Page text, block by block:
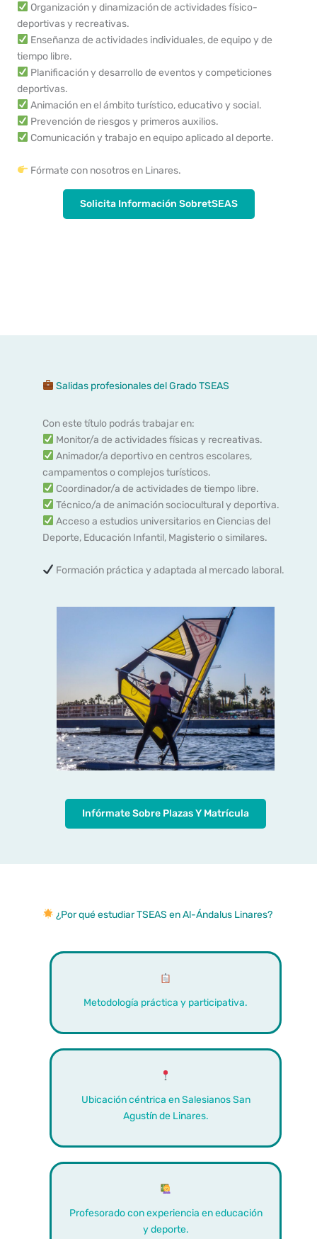
Organización y dinamización de actividades físico-
deportivas y recreativas.
Enseñanza de actividades individuales, de equipo y de
tiempo libre.
Planificación y desarrollo de eventos y competiciones
deportivas.
Animación en el ámbito turístico, educativo y social.
Prevención de riesgos y primeros auxilios.
Comunicación y trabajo en equipo aplicado al deporte.
Fórmate con nosotros en Linares.
Solicita Información SobretSEAS
Salidas profesionales del Grado TSEAS
Con este título podrás trabajar en:
Monitor/a de actividades físicas y recreativas.
Animador/a deportivo en centros escolares,
campamentos o complejos turísticos.
Coordinador/a de actividades de tiempo libre.
Técnico/a de animación sociocultural y deportiva.
Acceso a estudios universitarios en Ciencias del
Deporte, Educación Infantil, Magisterio o similares.
Formación práctica y adaptada al mercado laboral.
Infórmate Sobre Plazas Y Matrícula
¿Por qué estudiar TSEAS en Al-Ándalus Linares?
Metodología práctica y participativa.
Ubicación céntrica en Salesianos San
Agustín de Linares.
Profesorado con experiencia en educación
y deporte.